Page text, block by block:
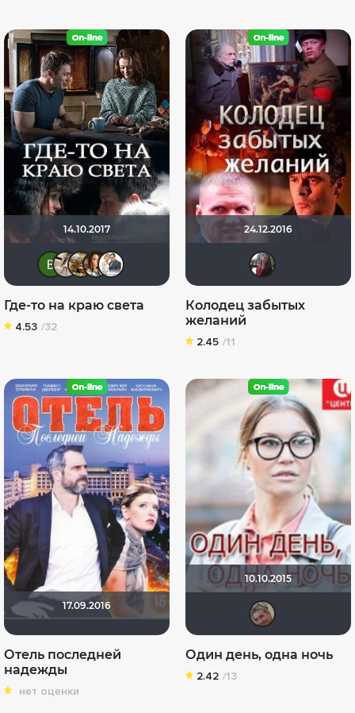
14.10.2017
Виктория Данилевская
LoveLyLoveLuLuGaGa
Сергей Лисицкий
Где-то на краю света
4.53 /32
24.12.2016
Колодец забытых
желаний
2.45 /11
17.09.2016
Отель последней
надежды
нет оценки
10.10.2015
Один день, одна ночь
2.42 /13